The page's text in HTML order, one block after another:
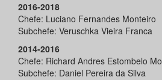
2016-2018
Chefe: Luciano Fernandes Monteiro
Subchefe: Veruschka Vieira Franca
2014-2016
Chefe: Richard Andres Estombelo
Subchefe: Daniel Pereira da Silva